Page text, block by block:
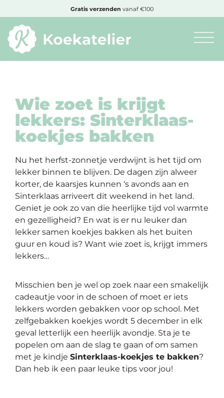
Minimum
Nieuwe
producten
Producten
op
soort
Producten
op
thema
Cursussen
Gratis
Outlet
Gratis verzendenvanaf €100
Wie zoet is krijgt
lekkers: Sinterklaas-
koekjes bakken
Nu het herfst-zonnetje verdwijnt is het tijd om
lekker binnen te blijven. De dagen zijn alweer
korter, de kaarsjes kunnen ‘s avonds aan en
Sinterklaas arriveert dit weekend in het land.
Geniet je ook zo van die heerlijke tijd vol warmte
en gezelligheid? En wat is er nu leuker dan
lekker samen koekjes bakken als het buiten
guur en koud is? Want wie zoet is, krijgt immers
lekkers…
Misschien ben je wel op zoek naar een smakelijk
cadeautje voor in de schoen of moet er iets
lekkers worden gebakken voor op school. Met
zelfgebakken koekjes wordt 5 december in elk
geval letterlijk een heerlijk avondje. Sta je te
popelen om aan de slag te gaan of om samen
met je kindje Sinterklaas-koekjes te bakken?
Dan heb ik een paar leuke tips voor jou!